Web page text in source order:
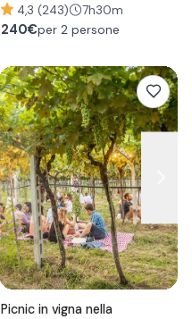
4,3 (243) 7h30m
240€per 2 persone
Picnic in vigna nella